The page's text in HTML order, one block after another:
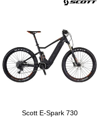
Scott E-Spark 730